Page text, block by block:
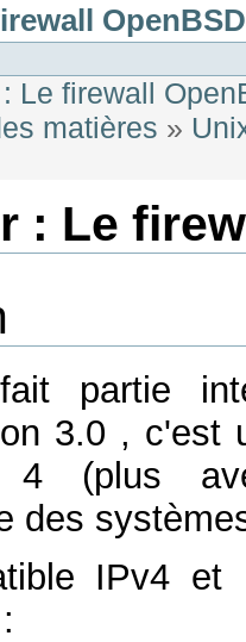
OpenBSD
Le firewall
matières »
: Le
partie
3.0 , c'est
(plus
des
IPv4